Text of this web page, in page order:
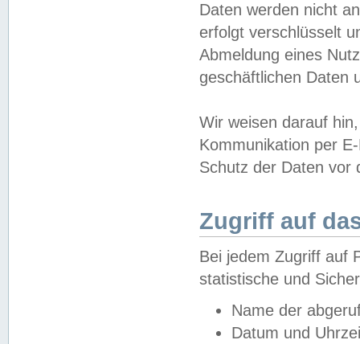
Daten werden nicht
erfolgt verschlüsselt
Abmeldung eines
geschäftlichen Daten
Wir weisen darauf
Kommunikation per
Schutz der Daten vor
Zugriff auf
Bei jedem Zugriff auf
statistische und
Name der
Datum und